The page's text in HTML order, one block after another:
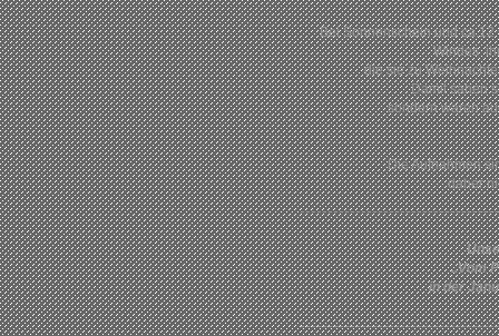
Bei Sonnenschein und
Windes
die sie zu
Damit sahen
sondern waren
Die Aufnahmen
daher
..Vom
in der